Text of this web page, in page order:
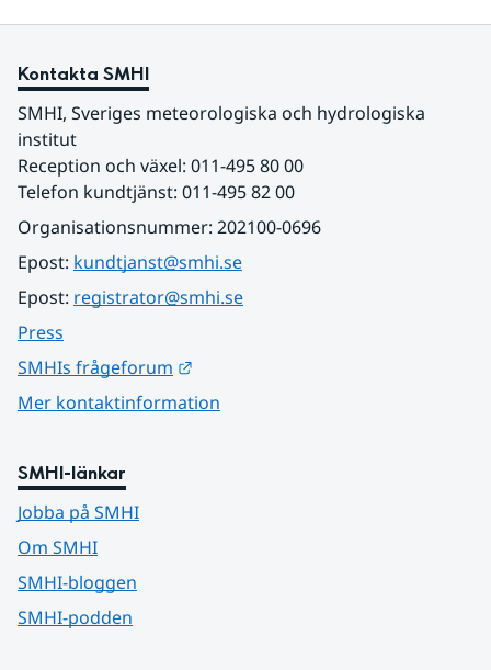
Kontakta SMHI
SMHI, Sveriges meteorologiska och hydrologiska
institut
Reception och växel: 011-495 80 00
Telefon kundtjänst: 011-495 82 00
Organisationsnummer: 202100-0696
Epost: kundtjanst@smhi.se
Epost: registrator@smhi.se
Press
SMHIs frågeforum
Mer kontaktinformation
SMHI-länkar
Jobba på SMHI
Om SMHI
SMHI-bloggen
SMHI-podden